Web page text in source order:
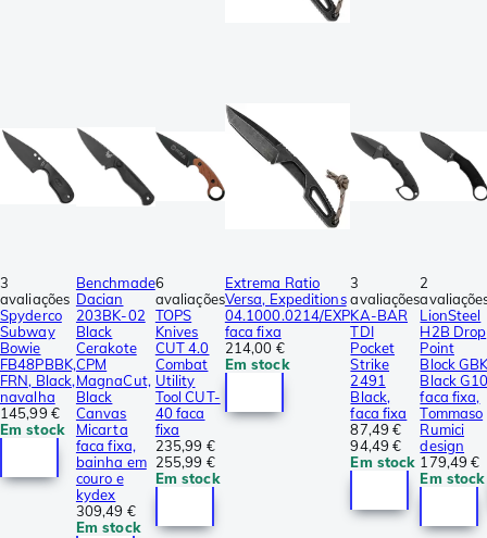
3
avaliações
Spyderco
Subway
Bowie
FB48PBBK,
FRN, Black,
navalha
145,99 €
Em stock
Benchmade
Dacian
203BK-02
Black
Cerakote
CPM
MagnaCut,
Black
Canvas
Micarta
faca fixa,
bainha em
couro e
kydex
309,49 €
Em stock
6
avaliações
TOPS
Knives
CUT 4.0
Combat
Utility
Tool CUT-
40 faca
fixa
235,99 €
255,99 €
Em stock
Extrema Ratio
Versa, Expeditions
04.1000.0214/EXP
faca fixa
214,00 €
Em stock
3
avaliações
KA-BAR
TDI
Pocket
Strike
2491
Black,
faca fixa
87,49 €
94,49 €
Em stock
2
LionSteel
H2B Drop
Point
Block
Black
faca fixa,
Tommaso
Rumici
design
179,49 €
Em stock